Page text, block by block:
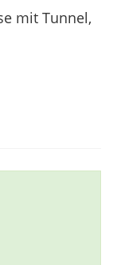
mit Tunnel,